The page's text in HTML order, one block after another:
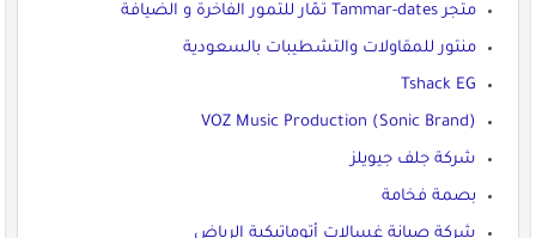
متجر Tammar-dates تمّار للتمور الفاخرة و الضيافة
منتور للمقاولات والتشطيبات بالسعودية
Tshack EG
VOZ Music Production (Sonic Brand)
شركة جلف جيويلز
بصمة فخامة
شركة صيانة غسالات أتوماتيكية الرياض